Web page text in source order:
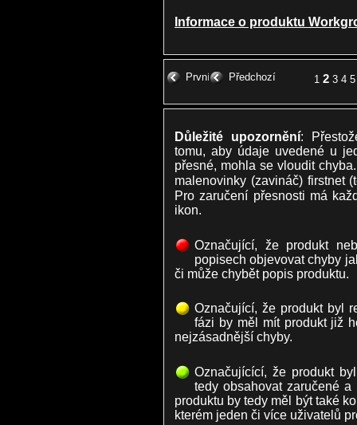
Informace o produktu
První Předchozí 1 2 3 4 5
Důležité upozornění:
tomu, aby údaje uvedené u
přesné, mohla se vloudit
malenovinky (zavináč) firstnet
Pro zaručení přesnosti má
ikon.
Označující, že produkt
popisech objevovat chyby
či může chybět popis produktu.
Označující, že produkt byl
fázi by měl mít produkt již
nejzásadnější chyby.
Označujícící, že produkt
tedy obsahovat zaručené
produktu by tedy měl být také
kterém jeden či více uživatelů